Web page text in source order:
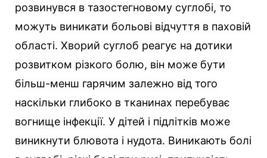
розвинувся в тазостегновому суглобі, то
можуть виникати больові відчуття в паховій
області. Хворий суглоб реагує на дотики
розвитком різкого болю, він може бути
більш-менш гарячим залежно від того
наскільки глибоко в тканинах перебуває
вогнище інфекції. У дітей і підлітків може
виникнути блювота і нудота. Виникають болі